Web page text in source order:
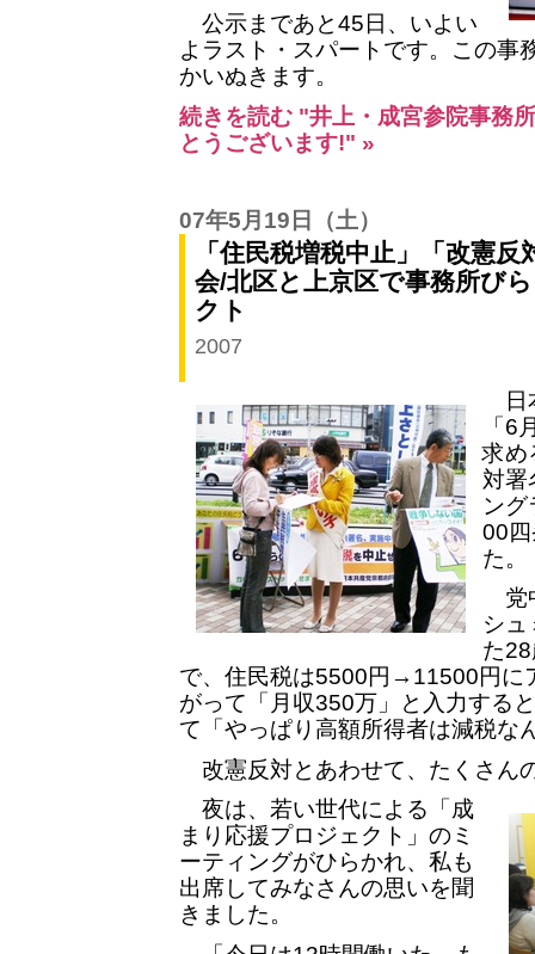
公示まであと45日、いよい
よラスト・スパートです。この事
かいぬきます。
続きを読む "井上・成宮参院事務
とうございます!" »
07年5月19日 （土）
「住民税増税中止」「改憲
会/北区と上京区で事務所び
クト
2007
日
「6
求め
対署
ン
00
た。
党
シュ
た
で、住民税は5500円→11500円に
がって「月収350万」と入力する
て「やっぱり高額所得者は減税な
改憲反対とあわせて、たくさん
夜は、若い世代による「成
まり応援プロジェクト」のミ
ーティングがひらかれ、私も
出席してみなさんの思いを聞
きました。